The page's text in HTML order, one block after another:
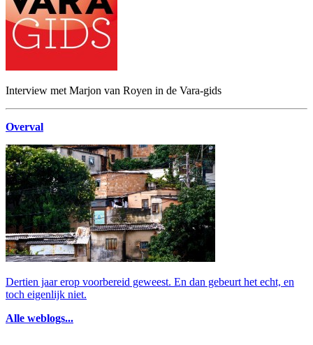
Interview met Marjon van Royen in de Vara-gids
Overval
Dertien jaar erop voorbereid geweest. En dan gebeurt het echt, en
toch eigenlijk niet.
Alle weblogs...